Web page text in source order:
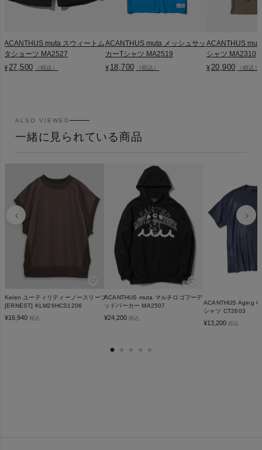
ACANTHUS muta スウィートム
タショーツ MA2527
¥ 27,500 （税込）
ACANTHUS muta メッシュサッ
カーTシャツ MA2519
¥ 18,700 （税込）
ACANTHUS
シャツ MA2310
¥ 20,900 （税込）
ALSO VIEWED
一緒に見られている商品
♡
Kelen ユーティリティーノースリーブ
[ERNEST] KLM26HCS1206
¥16,940 税込
♡
ACANTHUS muta マルチロゴフーデ
ッドパーカー MA2507
¥24,200 税込
ACANTHUS Aging
シャツ CT2603
¥13,200 税込